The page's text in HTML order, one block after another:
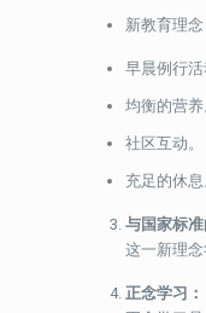
新教育理
早晨例行活
均衡的营养
社区互动。
充足的休息
与国家标准
这一新理
正念学习：